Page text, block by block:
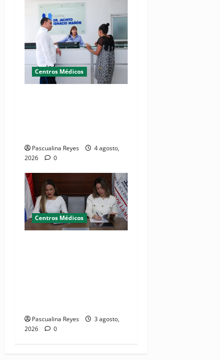
Centros Médicos
Pascualina Reyes
4 agosto,
2026
0
Centros Médicos
Pascualina Reyes
3 agosto,
2026
0